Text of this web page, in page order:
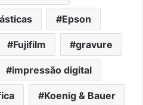
Epson
Fujifilm gravure
impressão digital
Koenig & Bauer